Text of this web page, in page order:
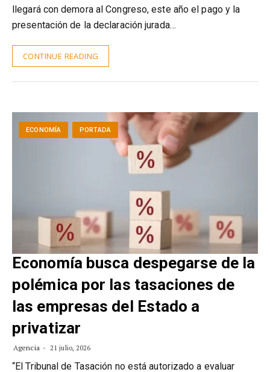
llegará con demora al Congreso, este año el pago y la
presentación de la declaración jurada…
CONTINUE READING
ECONOMÍA PORTADA
Economía busca despegarse de la
polémica por las tasaciones de
las empresas del Estado a
privatizar
Agencia 21 julio, 2026
“El Tribunal de Tasación no está autorizado a evaluar